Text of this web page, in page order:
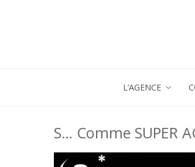
L’AGENCE
S… Comme SUPER